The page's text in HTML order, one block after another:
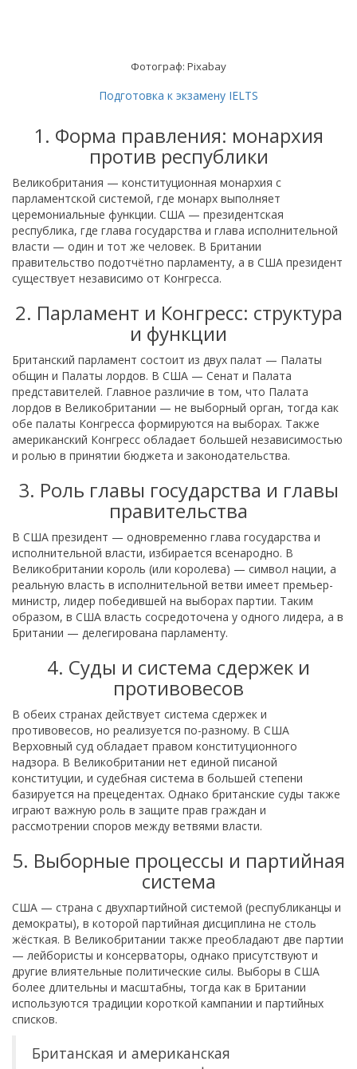
Фотограф: Pixabay
Подготовка к экзамену IELTS
1. Форма правления: монархия
против республики
Великобритания — конституционная монархия с
парламентской системой, где монарх выполняет
церемониальные функции. США — президентская
республика, где глава государства и глава исполнительной
власти — один и тот же человек. В Британии
правительство подотчётно парламенту, а в США президент
существует независимо от Конгресса.
2. Парламент и Конгресс: структура
и функции
Британский парламент состоит из двух палат — Палаты
общин и Палаты лордов. В США — Сенат и Палата
представителей. Главное различие в том, что Палата
лордов в Великобритании — не выборный орган, тогда как
обе палаты Конгресса формируются на выборах. Также
американский Конгресс обладает большей независимостью
и ролью в принятии бюджета и законодательства.
3. Роль главы государства и главы
правительства
В США президент — одновременно глава государства и
исполнительной власти, избирается всенародно. В
Великобритании король (или королева) — символ нации, а
реальную власть в исполнительной ветви имеет премьер-
министр, лидер победившей на выборах партии. Таким
образом, в США власть сосредоточена у одного лидера, а в
Британии — делегирована парламенту.
4. Суды и система сдержек и
противовесов
В обеих странах действует система сдержек и
противовесов, но реализуется по-разному. В США
Верховный суд обладает правом конституционного
надзора. В Великобритании нет единой писаной
конституции, и судебная система в большей степени
базируется на прецедентах. Однако британские суды также
играют важную роль в защите прав граждан и
рассмотрении споров между ветвями власти.
5. Выборные процессы и партийная
система
США — страна с двухпартийной системой (республиканцы и
демократы), в которой партийная дисциплина не столь
жёсткая. В Великобритании также преобладают две партии
— лейбористы и консерваторы, однако присутствуют и
другие влиятельные политические силы. Выборы в США
более длительны и масштабны, тогда как в Британии
используются традиции короткой кампании и партийных
списков.
Британская и американская